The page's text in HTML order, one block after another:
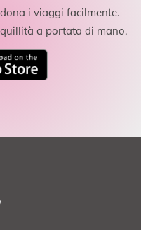
i viaggi facilmente.
a portata di mano.